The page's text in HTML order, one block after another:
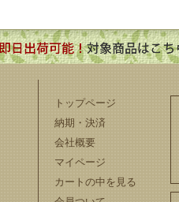
トップページ
納期・決済
会社概要
マイページ
カートの中を見る